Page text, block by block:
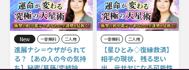
New 一部無料 二人用
進展ナシ＝ウザがられて
る？【あの人の今の気持
ち】秘密/葛藤/恋結論
一部無料 二人用
【星ひとみ◇復縁救済】
相手の現状、残る思い
出、元サヤになる可能性